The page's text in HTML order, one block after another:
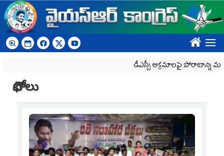
Skip to main content
????
డీఎస్సీ అక్రమాలపై పోరాటాన్ని మరింత
ఫోటోలు